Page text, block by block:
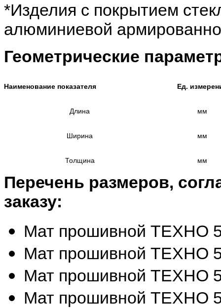
*Изделия с покрытием
алюминиевой
Геометрические
Наименование показателя Ед.
Длина мм
Ширина мм
Толщина мм
Перечень размеров,
заказу:
Мат прошивной ТЕХНО
Мат прошивной ТЕХНО
Мат прошивной ТЕХНО
Мат прошивной ТЕХНО